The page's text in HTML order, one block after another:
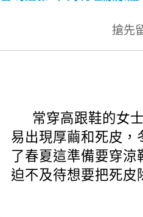
搶先
常穿高跟鞋的女
易出現厚繭和死皮，
了春夏這準備要穿涼
迫不及待想要把死皮